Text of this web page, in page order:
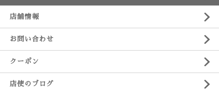
店舗情報
お問い合わせ
クーポン
店使のブログ